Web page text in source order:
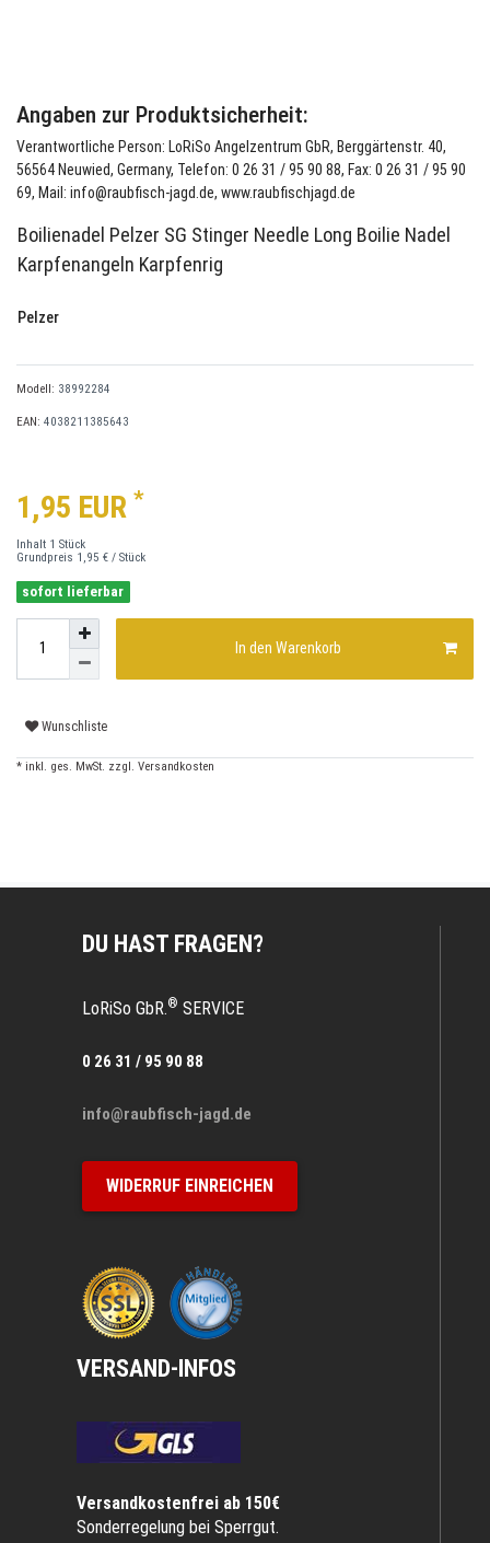
Angaben zur Produktsicherheit:
Verantwortliche Person: LoRiSo Angelzentrum GbR, Berggärtenstr. 40,
56564 Neuwied, Germany, Telefon: 0 26 31 / 95 90 88, Fax: 0 26 31 / 95 90
69, Mail: info@raubfisch-jagd.de, www.raubfischjagd.de
Boilienadel Pelzer SG Stinger Needle Long Boilie Nadel
Karpfenangeln Karpfenrig
Pelzer
Modell: 38992284
EAN: 4038211385643
1,95 EUR *
Inhalt 1 Stück
Grundpreis 1,95 € / Stück
sofort lieferbar
In den Warenkorb
Wunschliste
* inkl. ges. MwSt. zzgl. Versandkosten
DU HAST FRAGEN?
LoRiSo GbR.® SERVICE
0 26 31 / 95 90 88
info@raubfisch-jagd.de
WIDERRUF EINREICHEN
VERSAND-INFOS
Versandkostenfrei ab 150€
Sonderregelung bei Sperrgut.